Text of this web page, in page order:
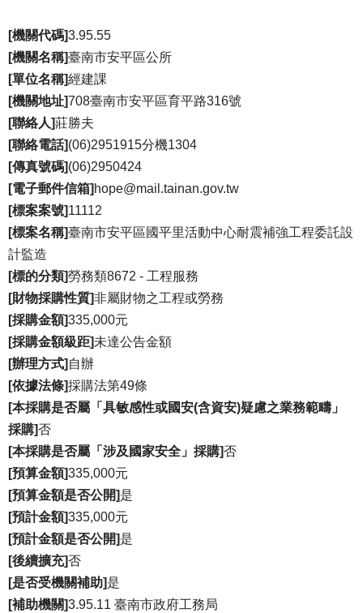
[機關代碼]3.95.55
[機關名稱]臺南市安平區公所
[單位名稱]經建課
[機關地址]708臺南市安平區育平路316號
[聯絡人]莊勝夫
[聯絡電話](06)2951915分機1304
[傳真號碼](06)2950424
[電子郵件信箱] hope@mail.tainan.gov.tw
[標案案號]11112
[標案名稱]臺南市安平區國平里活動中心耐震補強工程委託設
計監造
[標的分類]勞務類8672 - 工程服務
[財物採購性質]非屬財物之工程或勞務
[採購金額]335,000元
[採購金額級距]未達公告金額
[辦理方式] 自辦
[依據法條]採購法第49條
[本採購是否屬「具敏感性或國安(含資安)疑慮之業務範疇」
採購]否
[本採購是否屬「涉及國家安全」採購]否
[預算金額]335,000元
[預算金額是否公開]是
[預計金額]335,000元
[預計金額是否公開]是
[後續擴充]否
[是否受機關補助]是
[補助機關]3.95.11 臺南市政府工務局